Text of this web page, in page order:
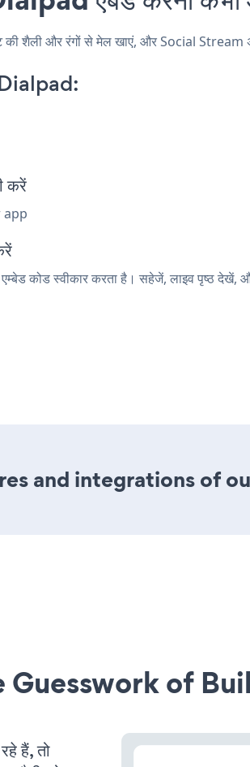
शैली और रंगों से मेल खाएं, और Social Stream
करें
app
कोड स्वीकार करता है। सहेजें, लाइव पृष्ठ देखें,
and integrations of
Guesswork of
हैं, तो